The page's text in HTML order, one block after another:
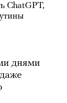
ChatGPT,
днями